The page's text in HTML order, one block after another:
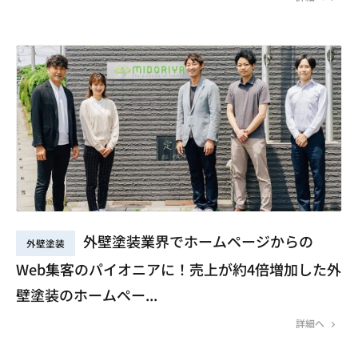
外壁塗装
外壁塗装業界でホームページからの
Web集客のパイオニアに！売上が約4倍増加した外
壁塗装のホームペー...
詳細へ